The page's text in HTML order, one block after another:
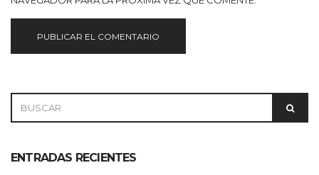
FOR:
ENTRADAS RECIENTES